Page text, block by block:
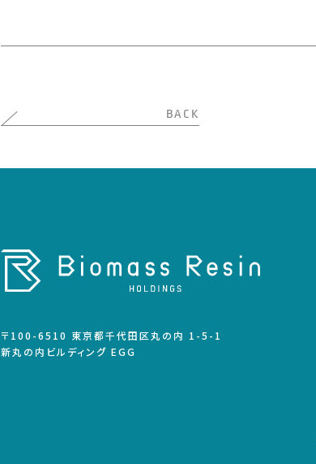
BACK
〒100-6510 東京都千代田区丸の内 1-5-1
新丸の内ビルディング゙ EGG